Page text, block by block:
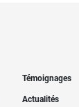
Témoignages
Actualités